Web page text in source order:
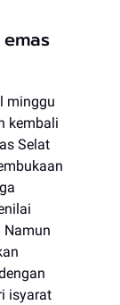
minggu
kembali
Selat
Namun
isyarat